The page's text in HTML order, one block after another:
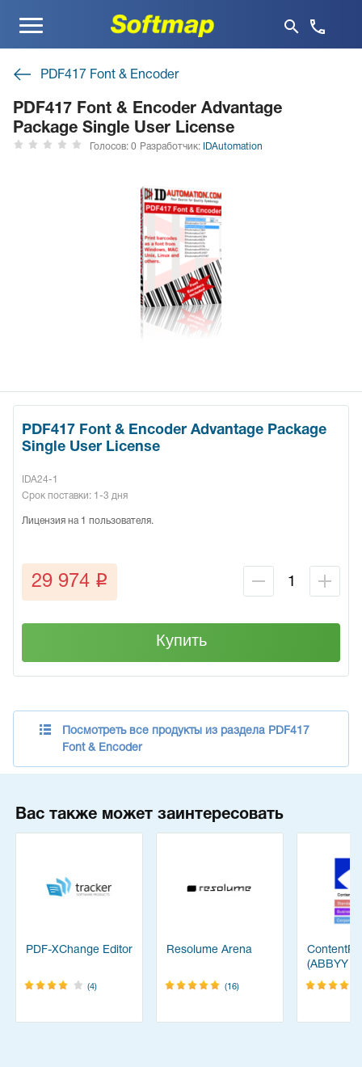
Меню
PDF417 Font & Encoder
PDF417 Font & Encoder Advantage
Package Single User License
Голосов: 0 Разработчик: IDAutomation
PDF417 Font & Encoder Advantage Package
Single User License
IDA24-1
Срок поставки: 1-3 дня
Лицензия на 1 пользователя.
29 974 q
Купить
Посмотреть все продукты из раздела PDF417
Font & Encoder
Вас также может заинтересовать
PDF-XChange Editor
(4)
Resolume Arena
(16)
(ABBYY